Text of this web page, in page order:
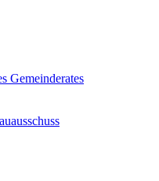
Gemeinderates